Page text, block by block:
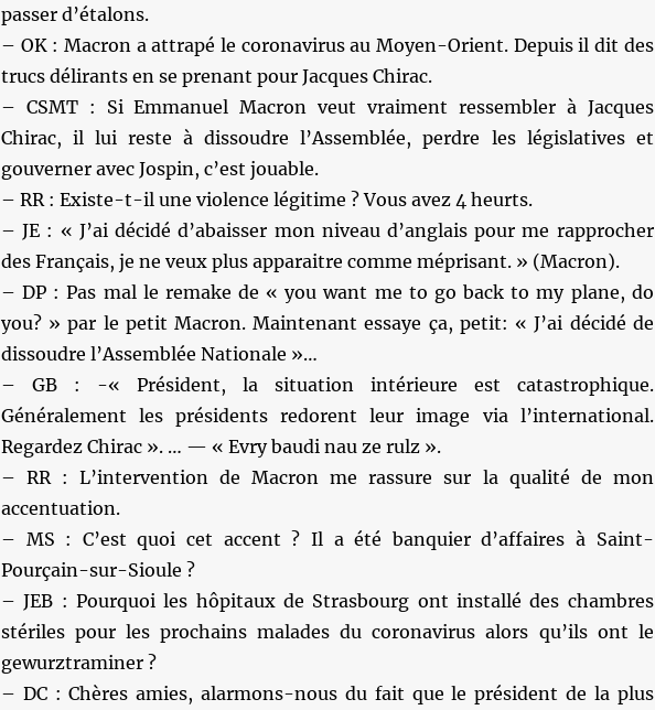
passer d’étalons.
– OK : Macron a attrapé le coronavirus au Moyen-Orient. Depuis il dit des
trucs délirants en se prenant pour Jacques Chirac.
– CSMT : Si Emmanuel Macron veut vraiment ressembler à Jacques
Chirac, il lui reste à dissoudre l’Assemblée, perdre les législatives et
gouverner avec Jospin, c’est jouable.
– RR : Existe-t-il une violence légitime ? Vous avez 4 heurts.
– JE : « J’ai décidé d’abaisser mon niveau d’anglais pour me rapprocher
des Français, je ne veux plus apparaitre comme méprisant. » (Macron).
– DP : Pas mal le remake de « you want me to go back to my plane, do
you? » par le petit Macron. Maintenant essaye ça, petit: « J’ai décidé de
dissoudre l’Assemblée Nationale »…
– GB : -« Président, la situation intérieure est catastrophique.
Généralement les présidents redorent leur image via l’international.
Regardez Chirac ». … — « Evry baudi nau ze rulz ».
– RR : L’intervention de Macron me rassure sur la qualité de mon
accentuation.
– MS : C’est quoi cet accent ? Il a été banquier d’affaires à Saint-
Pourçain-sur-Sioule ?
– JEB : Pourquoi les hôpitaux de Strasbourg ont installé des chambres
stériles pour les prochains malades du coronavirus alors qu’ils ont le
gewurztraminer ?
– DC : Chères amies, alarmons-nous du fait que le président de la plus